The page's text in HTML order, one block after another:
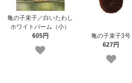
亀の子束子／白いたわし
ホワイトパーム（小）
605円
亀の子束子3号
627円